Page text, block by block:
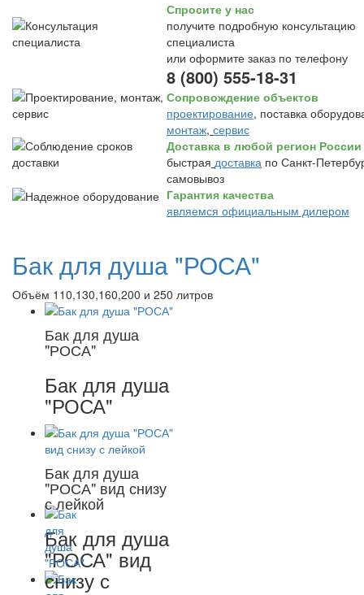
Спросите у нас
получите подробную консультацию
специалиста
или оформите заказ по телефону
8 (800) 555-18-31
Сопровождение объектов
проектирование, поставка
монтаж, сервис
Доставка в любой регион России
быстрая доставка по Санкт-
самовывоз
Гарантия качества
являемся официальным дилером
Бак для душа "РОСА"
Объём 110,130,160,200 и 250 литров
Бак для душа
"РОСА"
Бак для душа
"РОСА"
Бак для душа
"РОСА" вид снизу
с лейкой
Бак для душа
"РОСА" вид
снизу с